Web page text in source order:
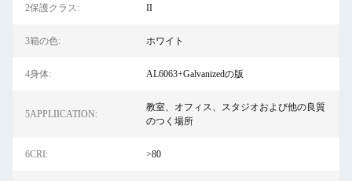
2保護クラス: II
3箱の色: ホワイト
4身体: AL6063+Galvanizedの版
5APPLIICATION:
教室、オフィス、スタジオおよび他の良質
のつく場所
6CRI: >80